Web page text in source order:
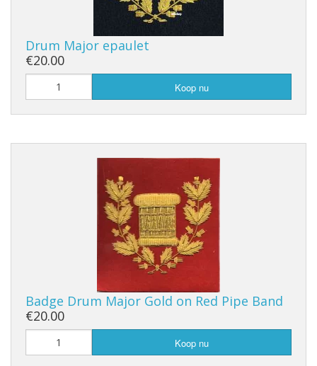
Drum Major epaulet
€20.00
Koop nu
Badge Drum Major Gold on Red Pipe Band
€20.00
Koop nu